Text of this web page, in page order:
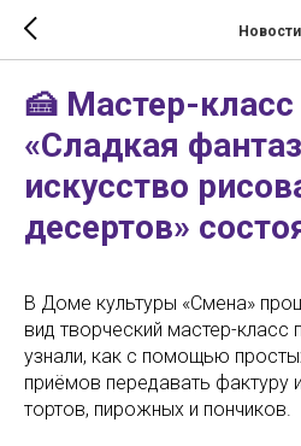
Новости
🍰 Мастер-класс
«Сладкая
искусство
десертов»
В Доме культуры «Смена»
вид творческий мастер-класс
узнали, как с помощью
приёмов передавать
тортов, пирожных и пончиков.